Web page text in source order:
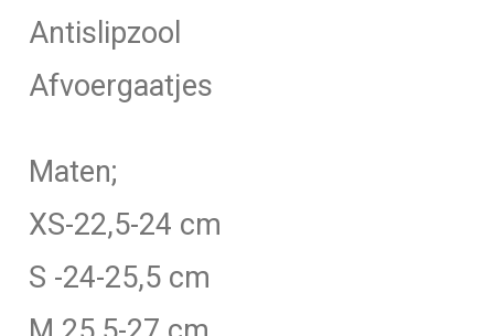
Antislipzool
Afvoergaatjes
Maten;
XS-22,5-24 cm
S -24-25,5 cm